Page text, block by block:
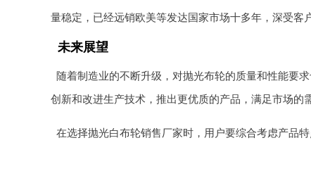
量稳定，已经远销欧美等发达国家市场十多年，深受客
未来展望
随着制造业的不断升级，对抛光布轮的质量和性能要
创新和改进生产技术，推出更优质的产品，满足市场的
在选择抛光白布轮销售厂家时，用户要综合考虑产品